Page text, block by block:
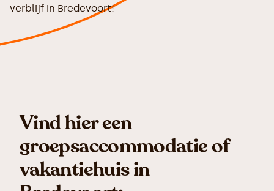
verblijf in Bredevoort!
Vind hier een
groepsaccommodatie of
vakantiehuis in